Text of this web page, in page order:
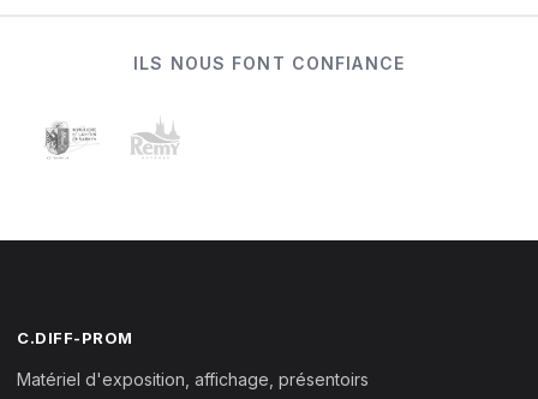
ILS NOUS FONT CONFIANCE
C.DIFF-PROM
Matériel d'exposition, affichage, présentoirs